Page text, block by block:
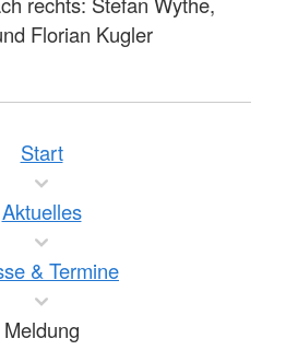
Florian Kugler
Start
Aktuelles
& Termine
Meldung